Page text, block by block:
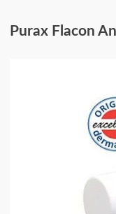
Purax Flacon